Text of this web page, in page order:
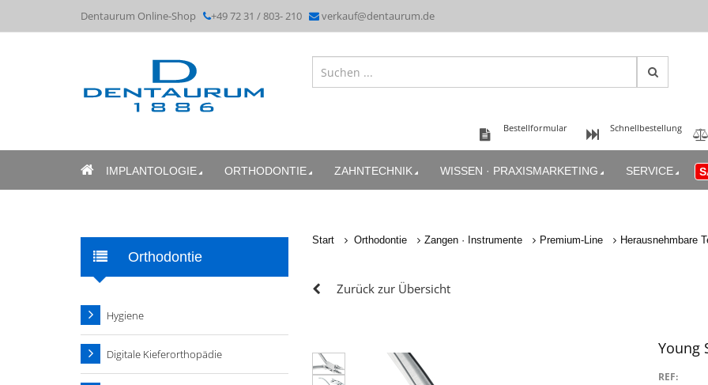
Dentaurum Online-Shop +49 72 31 / 803- 210 verkauf@dentaurum.de
Schnellbestellung
Bestellformular
IMPLANTOLOGIE ORTHODONTIE ZAHNTECHNIK WISSEN · PRAXISMARKETING SERVICE
Start Orthodontie Zangen · Instrumente Premium-Line Herausnehmbare
Zurück zur Übersicht
Young
REF:
Orthodontie
Hygiene
Digitale Kieferorthopädie